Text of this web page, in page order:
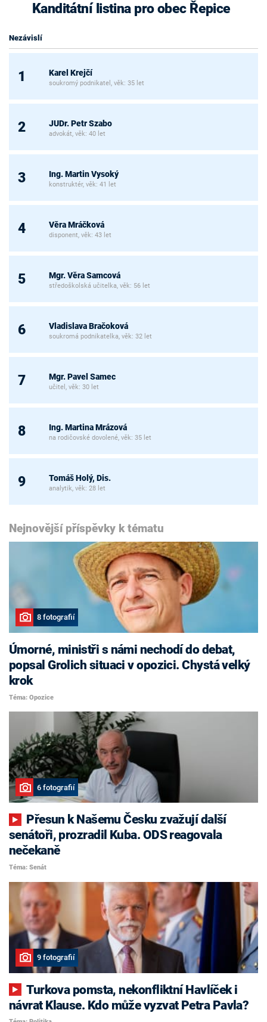
Kanditátní listina pro obec Řepice
Nezávislí
1 Karel Krejčí
soukromý podnikatel, věk: 35 let
2 JUDr. Petr Szabo
advokát, věk: 40 let
3 Ing. Martin Vysoký
konstruktér, věk: 41 let
4 Věra Mráčková
disponent, věk: 43 let
5 Mgr. Věra Samcová
středoškolská učitelka, věk: 56 let
6 Vladislava Bračoková
soukromá podnikatelka, věk: 32 let
7 Mgr. Pavel Samec
učitel, věk: 30 let
8 Ing. Martina Mrázová
na rodičovské dovolené, věk: 35 let
9 Tomáš Holý, Dis.
analytik, věk: 28 let
Nejnovější příspěvky k tématu
8 fotografií
Úmorné, ministři s námi nechodí do debat,
popsal Grolich situaci v opozici. Chystá velký
krok
Téma: Opozice
6 fotografií
senátoři, prozradil Kuba. ODS reagovala
nečekaně
Téma: Senát
9 fotografií
Turkova pomsta, nekonfliktní Havlíček i
návrat Klause. Kdo může vyzvat Petra Pavla?